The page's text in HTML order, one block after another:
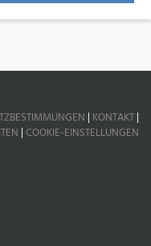
| KONTAKT|
|COOKIE-EINSTELLUNGEN